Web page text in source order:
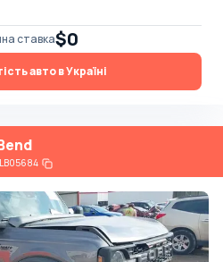
ставка$0
авто в Україні